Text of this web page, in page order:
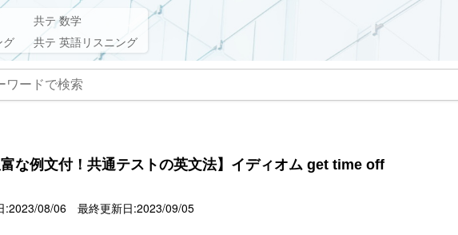
共テ 数学
グ
共テ 英語リスニング
富な例文付！共通テストの英文法】イディオム get time off
:2023/08/06 最終更新日:2023/09/05